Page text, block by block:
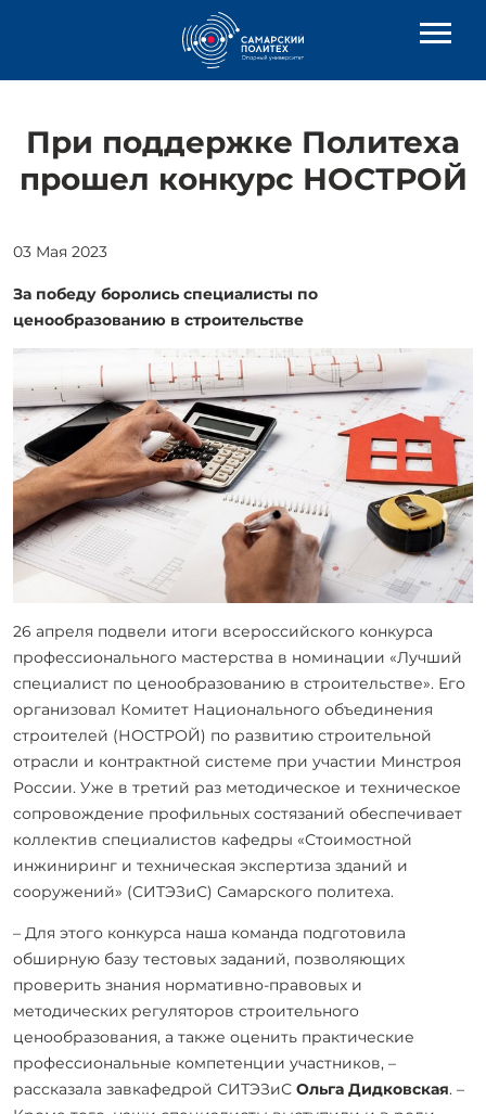
При поддержке Политеха
прошел конкурс НОСТРОЙ
03 Мая 2023
За победу боролись специалисты по
ценообразованию в строительстве
26 апреля подвели итоги всероссийского конкурса
профессионального мастерства в номинации «Лучший
специалист по ценообразованию в строительстве». Его
организовал Комитет Национального объединения
строителей (НОСТРОЙ) по развитию строительной
отрасли и контрактной системе при участии Минстроя
России. Уже в третий раз методическое и техническое
сопровождение профильных состязаний обеспечивает
коллектив специалистов кафедры «Стоимостной
инжиниринг и техническая экспертиза зданий и
сооружений» (СИТЭЗиС) Самарского политеха.
– Для этого конкурса наша команда подготовила
обширную базу тестовых заданий, позволяющих
проверить знания нормативно-правовых и
методических регуляторов строительного
ценообразования, а также оценить практические
профессиональные компетенции участников, –
рассказала завкафедрой СИТЭЗиС Ольга Дидковская. –